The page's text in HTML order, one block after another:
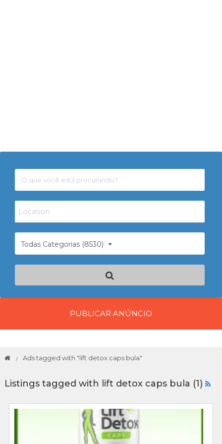
Todas Categorias (8530)
PUBLICAR ANÚNCIO
Ads tagged with "lift detox caps bula"
Listings tagged with lift detox caps bula (1)